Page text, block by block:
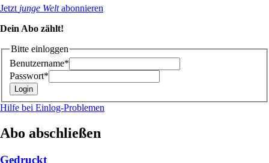
Jetzt junge Weltabonnieren
Dein Abo zählt!
Bitte einloggen
Benutzername*
Passwort*
Hilfe bei Einlog-Problemen
Abo abschließen
Gedruckt